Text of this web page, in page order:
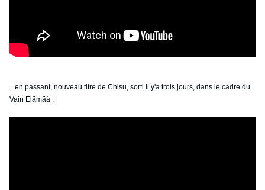
...en passant, nouveau titre de Chisu, sorti il y'a trois jours, dans le cadre du
Vain Elämää :